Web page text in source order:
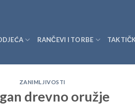
RANČEVI I TORBE
ZANIMLJIVOSTI
drevno oružje